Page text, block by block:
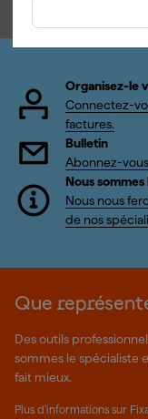
Organisez-le
Connectez-
factures.
Bulletin
Abonnez-
Nous
Nous nous
de nos
Que
Des outils
sommes le spécialiste
fait mieux.
Plus d'informations sur